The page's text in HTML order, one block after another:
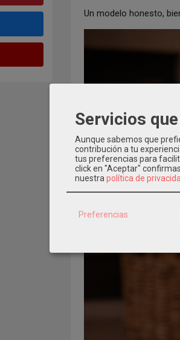
Un modelo honesto,
Servicios
Aunque sabemos que
contribución a tu
tus preferencias para
click en "Aceptar"
nuestrapolítica de
Preferencias